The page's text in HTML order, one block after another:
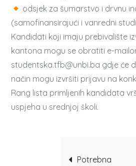
odsjek za šumarstvo i drvnu
(samofinansirajući i vanredni
Kandidati koji imaju prebivalište
kantona mogu se obratiti e-
studentska.tfb@unbi.ba gdje će
način mogu izvršiti prijavu na
Rang lista primljenih kandidata
uspjeha u srednjoj školi.
Post
Potrebna